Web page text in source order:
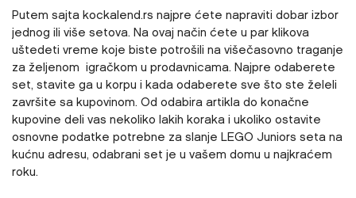
Putem sajta kockalend.rs najpre ćete napraviti dobar izbor
jednog ili više setova. Na ovaj način ćete u par klikova
uštedeti vreme koje biste potrošili na višečasovno traganje
za željenom igračkom u prodavnicama. Najpre odaberete
set, stavite ga u korpu i kada odaberete sve što ste želeli
završite sa kupovinom. Od odabira artikla do konačne
kupovine deli vas nekoliko lakih koraka i ukoliko ostavite
osnovne podatke potrebne za slanje LEGO Juniors seta na
kućnu adresu, odabrani set je u vašem domu u najkraćem
roku.